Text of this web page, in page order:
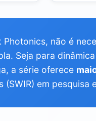
Photonics, não é
Seja para
a série oferece
em pesquisa